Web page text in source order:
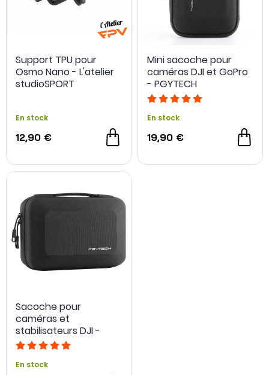
Support TPU pour
Osmo Nano - L'atelier
studioSPORT
En stock
12,90 €
Mini sacoche pour
caméras DJI et GoPro
- PGYTECH
En stock
19,90 €
Sacoche pour
caméras et
stabilisateurs DJI -
PGYTECH
En stock